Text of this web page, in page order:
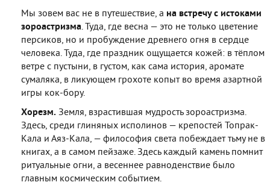
Мы зовем вас не в путешествие, а на встречу с истоками
зороастризма . Туда, где весна — это не только цветение
персиков, но и пробуждение древнего огня в сердце
человека. Туда, где праздник ощущается кожей: в тёплом
ветре с пустыни, в густом, как сама история, аромате
сумаляка, в ликующем грохоте копыт во время азартной
игры кок-бору.
Хорезм. Земля, взрастившая мудрость зороастризма.
Здесь, среди глиняных исполинов — крепостей Топрак-
Кала и Аяз-Кала, — философия света побеждает тьму не в
книгах, а в самом пейзаже. Здесь каждый камень помнит
ритуальные огни, а весеннее равноденствие было
главным космическим событием.